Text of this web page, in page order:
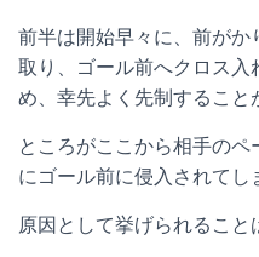
前半は開始早々に、前がか
取り、ゴール前へクロス
め、幸先よく先制すること
ところがここから相手の
にゴール前に侵入されてし
原因として挙げられること